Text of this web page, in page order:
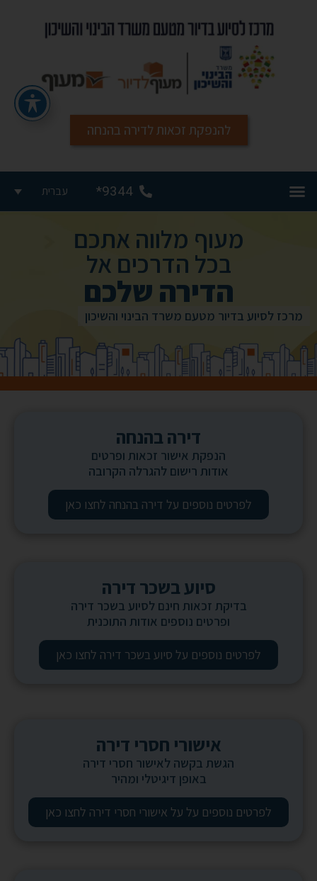
להנפקת זכאות לדירה בהנחה
9344* עברית
מעוף מלווה אתכם
בכל הדרכים אל
הדירה שלכם
מרכז לסיוע בדיור מטעם משרד הבינוי והשיכון
דירה בהנחה
הנפקת אישור זכאות ופרטים
אודות רישום להגרלה הקרובה
לפרטים נוספים על דירה בהנחה לחצו כאן
סיוע בשכר דירה
בדיקת זכאות חינם לסיוע בשכר דירה
ופרטים נוספים אודות התוכנית
לפרטים נוספים על סיוע בשכר דירה לחצו כאן
אישורי חסרי דירה
הגשת בקשה לאישור חסרי דירה
באופן דיגיטלי ומהיר
לפרטים נוספים על על אישורי חסרי דירה לחצו כאן